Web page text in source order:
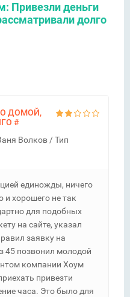
: Привезли деньги
долго
ДОМОЙ,
#
Волков / Тип
единожды, ничего
и хорошего не так
для подобных
на сайте, указал
заявку на
45 позвонил молодой
компании Хоум
привезти
часа. Это было для